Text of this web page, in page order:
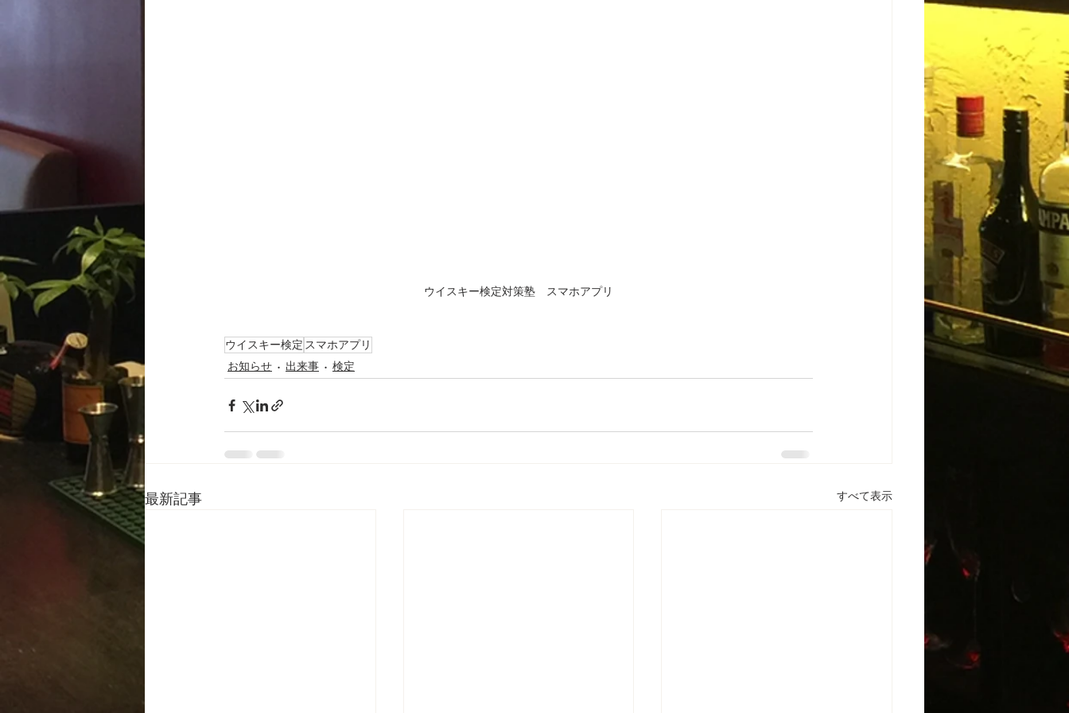
ウイスキー検定対策塾　スマホアプリ
ウイスキー検定 スマホアプリ
お知らせ
出来事 検定
最新記事 すべて表示